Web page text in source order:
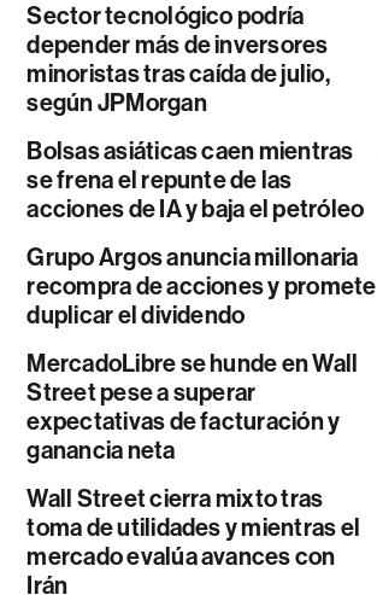
Sector tecnológico podría
depender más de inversores
minoristas tras caída de julio,
según JPMorgan
Bolsas asiáticas caen mientras
se frena el repunte de las
acciones de IA y baja el petróleo
Grupo Argos anuncia millonaria
recompra de acciones y promete
duplicar el dividendo
MercadoLibre se hunde en Wall
Street pese a superar
expectativas de facturación y
ganancia neta
Wall Street cierra mixto tras
toma de utilidades y mientras el
mercado evalúa avances con
Irán